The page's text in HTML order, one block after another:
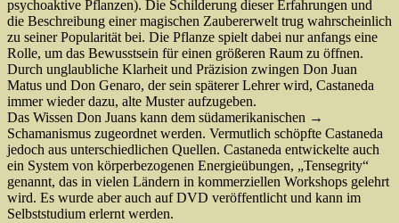
psychoaktive Pflanzen). Die Schilderung dieser Erfahrungen und
die Beschreibung einer magischen Zaubererwelt trug wahrscheinlich
zu seiner Popularität bei. Die Pflanze spielt dabei nur anfangs eine
Rolle, um das Bewusstsein für einen größeren Raum zu öffnen.
Durch unglaubliche Klarheit und Präzision zwingen Don Juan
Matus und Don Genaro, der sein späterer Lehrer wird, Castaneda
immer wieder dazu, alte Muster aufzugeben.
Das Wissen Don Juans kann dem südamerikanischen →
Schamanismus zugeordnet werden. Vermutlich schöpfte Castaneda
jedoch aus unterschiedlichen Quellen. Castaneda entwickelte auch
ein System von körperbezogenen Energieübungen, „Tensegrity“
genannt, das in vielen Ländern in kommerziellen Workshops gelehrt
wird. Es wurde aber auch auf DVD veröffentlicht und kann im
Selbststudium erlernt werden.